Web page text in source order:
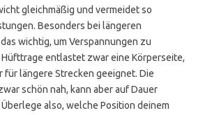
gleichmäßig und vermeidet so
Besonders bei längeren
wichtig, um Verspannungen zu
entlastet zwar eine Körperseite,
für längere Strecken geeignet. Die
schön nah, kann aber auf Dauer
also, welche Position deinem